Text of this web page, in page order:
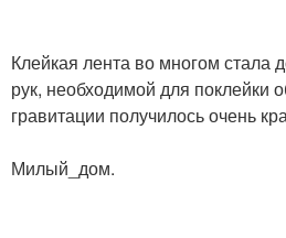
Клейкая лента во многом стала
рук, необходимой для поклейки
гравитации получилось очень
Милый_дом.